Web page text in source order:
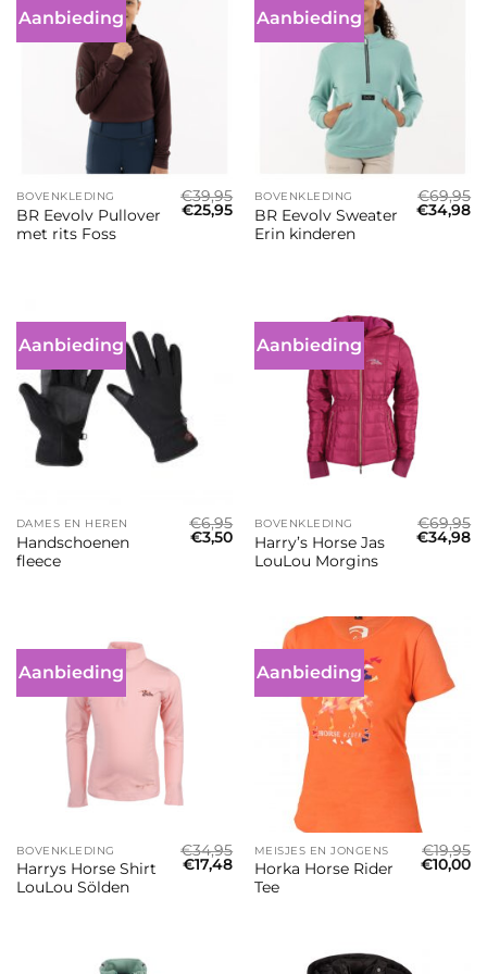
Aanbieding
BOVENKLEDING
BR Eevolv Pullover
met rits Foss
€39,95
Oorspronkelijke
prijs
€25,95Huidige
prijs
Aanbieding
BOVENKLEDING
BR Eevolv Sweater
Erin kinderen
€69,95
prijs
€34,98
Aanbieding
DAMES EN HEREN
Handschoenen
fleece
€6,95
Oorspronkelijke
prijs
€3,50Huidige
prijs
Aanbieding
BOVENKLEDING
Harry’s Horse Jas
LouLou Morgins
€69,95
prijs
€34,98
Aanbieding
BOVENKLEDING
Harrys Horse Shirt
LouLou Sölden
€34,95
Oorspronkelijke
prijs
€17,48Huidige
prijs
Aanbieding
MEISJES EN JONGENS
Horka Horse Rider
Tee
€19,95
prijs
€10,00